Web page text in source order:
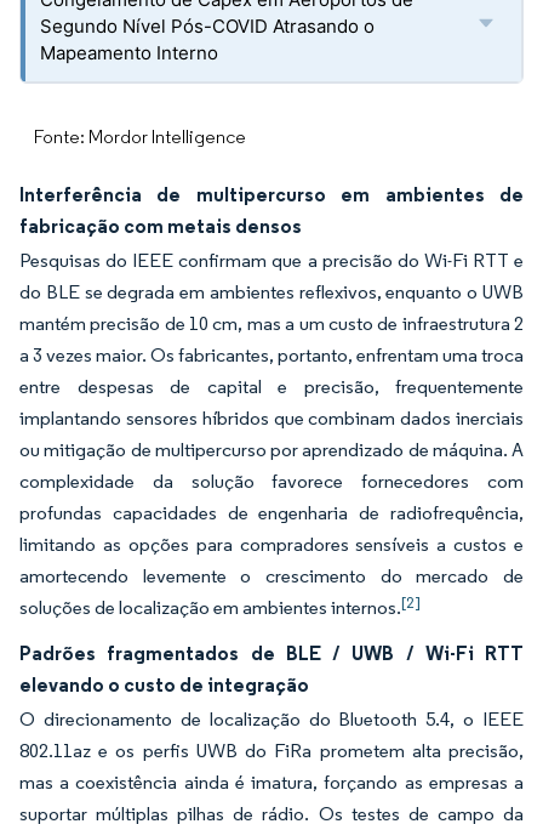
Segundo Nível Pós-COVID Atrasando o
Mapeamento Interno
Fonte: Mordor Intelligence
Interferência de multipercurso em ambientes de
fabricação com metais densos
Pesquisas do IEEE confirmam que a precisão do Wi-Fi RTT e
do BLE se degrada em ambientes reflexivos, enquanto o UWB
mantém precisão de 10 cm, mas a um custo de infraestrutura 2
a 3 vezes maior. Os fabricantes, portanto, enfrentam uma troca
entre despesas de capital e precisão, frequentemente
implantando sensores híbridos que combinam dados inerciais
ou mitigação de multipercurso por aprendizado de máquina. A
complexidade da solução favorece fornecedores com
profundas capacidades de engenharia de radiofrequência,
limitando as opções para compradores sensíveis a custos e
amortecendo levemente o crescimento do mercado de
soluções de localização em ambientes internos.[2]
Padrões fragmentados de BLE / UWB / Wi-Fi RTT
elevando o custo de integração
O direcionamento de localização do Bluetooth 5.4, o IEEE
802.11az e os perfis UWB do FiRa prometem alta precisão,
mas a coexistência ainda é imatura, forçando as empresas a
suportar múltiplas pilhas de rádio. Os testes de campo da